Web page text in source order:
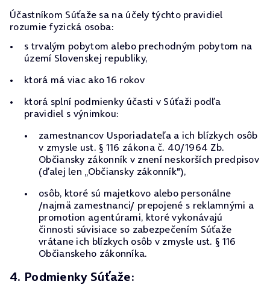
Účastníkom Súťaže sa na účely týchto pravidiel
rozumie fyzická osoba:
s trvalým pobytom alebo prechodným pobytom na
území Slovenskej republiky,
ktorá má viac ako 16 rokov
ktorá splní podmienky účasti v Súťaži podľa
pravidiel s výnimkou:
zamestnancov Usporiadateľa a ich blízkych osôb
v zmysle ust. § 116 zákona č. 40/1964 Zb.
Občiansky zákonník v znení neskorších predpisov
(ďalej len „Občiansky zákonník"),
osôb, ktoré sú majetkovo alebo personálne
/najmä zamestnanci/ prepojené s reklamnými a
promotion agentúrami, ktoré vykonávajú
činnosti súvisiace so zabezpečením Súťaže
vrátane ich blízkych osôb v zmysle ust. § 116
Občianskeho zákonníka.
4. Podmienky Súťaže: